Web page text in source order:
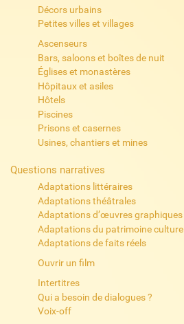
Décors urbains
Petites villes et villages
Ascenseurs
Bars, saloons et boîtes de nuit
Églises et monastères
Hôpitaux et asiles
Hôtels
Piscines
Prisons et casernes
Usines, chantiers et mines
Questions narratives
Adaptations littéraires
Adaptations théâtrales
Adaptations d’œuvres graphiques
Adaptations du patrimoine culturel
Adaptations de faits réels
Ouvrir un film
Intertitres
Qui a besoin de dialogues ?
Voix-off